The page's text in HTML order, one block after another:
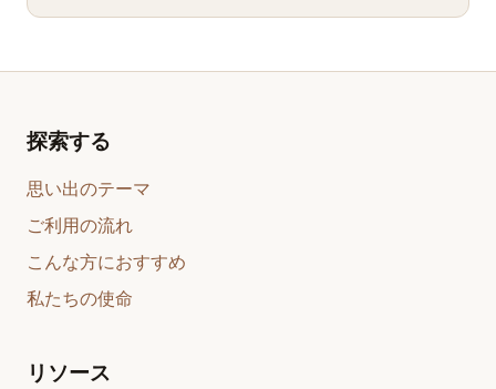
探索する
思い出のテーマ
ご利用の流れ
こんな方におすすめ
私たちの使命
リソース